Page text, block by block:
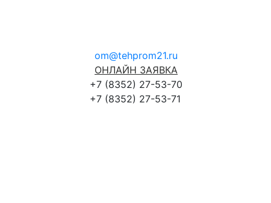
om@tehprom21.ru
ОНЛАЙН ЗАЯВКА
+7 (8352) 27-53-70
+7 (8352) 27-53-71